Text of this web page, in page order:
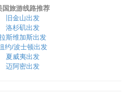
国旅游线路推荐
旧金山出发
洛杉矶出发
斯维加斯出发
约/波士顿出发
夏威夷出发
迈阿密出发